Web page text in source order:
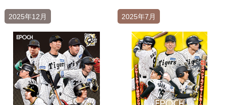
2025年12月 2025年7月